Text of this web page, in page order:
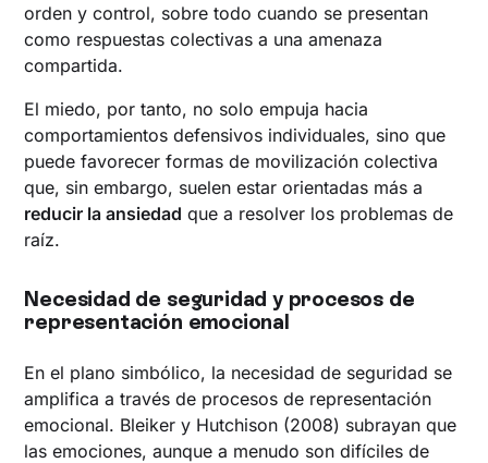
orden y control, sobre todo cuando se presentan
como respuestas colectivas a una amenaza
compartida.
El miedo, por tanto, no solo empuja hacia
comportamientos defensivos individuales, sino que
puede favorecer formas de movilización colectiva
que, sin embargo, suelen estar orientadas más a
reducir la ansiedad que a resolver los problemas de
raíz.
Necesidad de seguridad y procesos de
representación emocional
En el plano simbólico, la necesidad de seguridad se
amplifica a través de procesos de representación
emocional. Bleiker y Hutchison (2008) subrayan que
las emociones, aunque a menudo son difíciles de